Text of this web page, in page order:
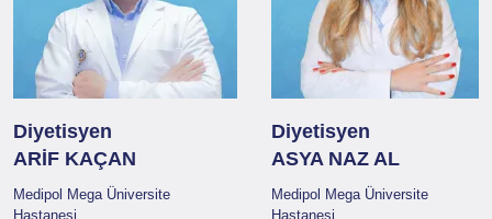
Diyetisyen
ARİF KAÇAN
Medipol Mega Üniversite
Hastanesi
Diyetisyen
ASYA NAZ AL
Medipol Mega Üniversite
Hastanesi